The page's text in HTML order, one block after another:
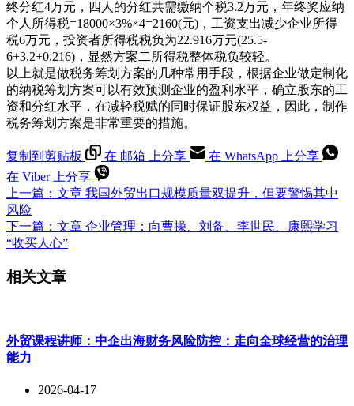
终分红4万元，四人的分红共需缴纳个税3.2万元，年终奖应纳
个人所得税=18000×3%×4=2160(元)，工资支出减少企业所得
税6万元，投资者所得税税负为22.916万元(25.5-
6+3.2+0.216)，显然方案二所得税整体税负较轻。
以上就是做税务筹划方案的几种常用手段，根据企业做定制化
的纳税筹划方案可以有效预测企业的盈利水平，确立股东的工
资和分红水平，在减轻税赋的同时保证股东权益，因此，制作
税务筹划方案是非常重要的措施。
复制到剪贴板 在 邮箱 上分享
在 WhatsApp 上分享
在 Viber 上分享
上一篇： 文章 我国外贸出口规模质量双提升，但要警惕其中
风险
下一篇： 文章 企业管理：向曹操、刘备、李世民、康熙学习
“收买人心”
相关文章
外贸课程讲师：中企出海财务风险防控：走向全球经营的治理
能力
2026-04-17